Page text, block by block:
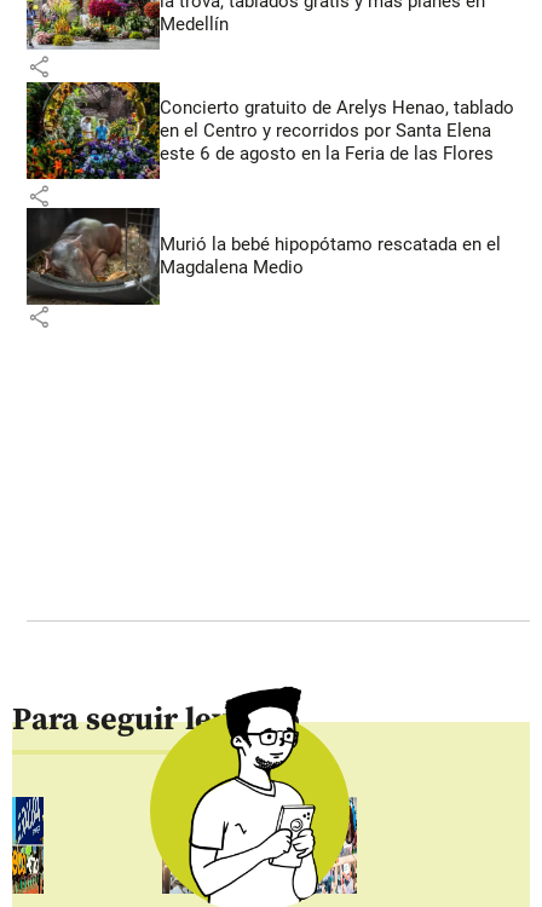
Medellín
share
Concierto gratuito de Arelys Henao, tablado
en el Centro y recorridos por Santa Elena
este 6 de agosto en la Feria de las Flores
share
Murió la bebé hipopótamo rescatada en el
Magdalena Medio
share
Para seguir leyendo